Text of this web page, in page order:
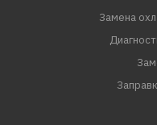
Замена